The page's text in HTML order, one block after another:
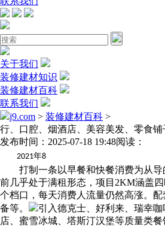
关于我们
装修建材知识
装修建材百科
联系我们
j9.com > 装修建材百科 >
行、口腔、烟酒店、美容美发、零食铺
发布时间：2025-07-18 19:48阅读：
2021年8
打制一条以早餐和快餐消费为从导
前几乎处于满租形态，项目2KM涵盖
个档口，每天消费人流量仍然高涨。
备等。
引入德克士、好利来、瑞幸
店、蜜雪冰城、塔斯汀汉堡等质量类